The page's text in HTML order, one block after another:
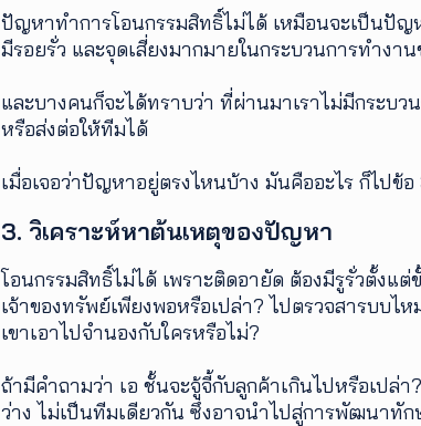
ปัญหาทำการโอนกรรมสิทธิ์ไม่ได้ เหมือนจะเป็นปัญ
มีรอยรั่ว และจุดเสี่ยงมากมายในกระบวนการทำงาน
และบางคนก็จะได้ทราบว่า ที่ผ่านมาเราไม่มีกระบ
หรือส่งต่อให้ทีมได้
เมื่อเจอว่าปัญหาอยู่ตรงไหนบ้าง มันคืออะไร ก็ไปข้อ
3. วิเคราะห์หาต้นเหตุของปัญหา
โอนกรรมสิทธิ์ไม่ได้ เพราะติดอายัด ต้องมีรูรั่วตั้ง
เจ้าของทรัพย์เพียงพอหรือเปล่า? ไปตรวจสารบบไ
เขาเอาไปจำนองกับใครหรือไม่?
ถ้ามีคำถามว่า เอ ชั้นจะจู้จี้กับลูกค้าเกินไปหรือเปล่
ว่าง ไม่เป็นทีมเดียวกัน ซึ่งอาจนำไปสู่การพัฒนาทั